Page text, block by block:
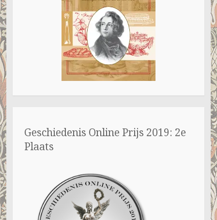
Geschiedenis Online Prijs 2019: 2e
Plaats